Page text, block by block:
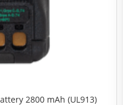
2800 mAh (UL913)